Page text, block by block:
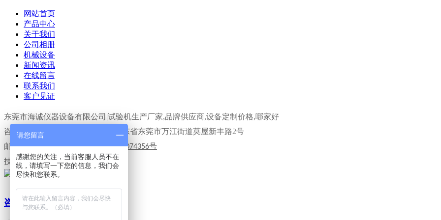
网站首页
产品中心
关于我们
公司相册
机械设备
新闻资讯
在线留言
联系我们
客户见证
东莞市海诚仪器设备有限公司|试验机生产厂家,品牌供应商,设备定制价格,哪家好
咨询热线：13798717299 地址：广东省东莞市万江街道莫屋新丰路2号
邮箱：hicens17@163.com粤ICP备19074356号
技术支持：东莞网站建设
咨询在线客服
请您留言
感谢您的关注，当前客服人员不在
线，请填写一下您的信息，我们会
尽快和您联系。